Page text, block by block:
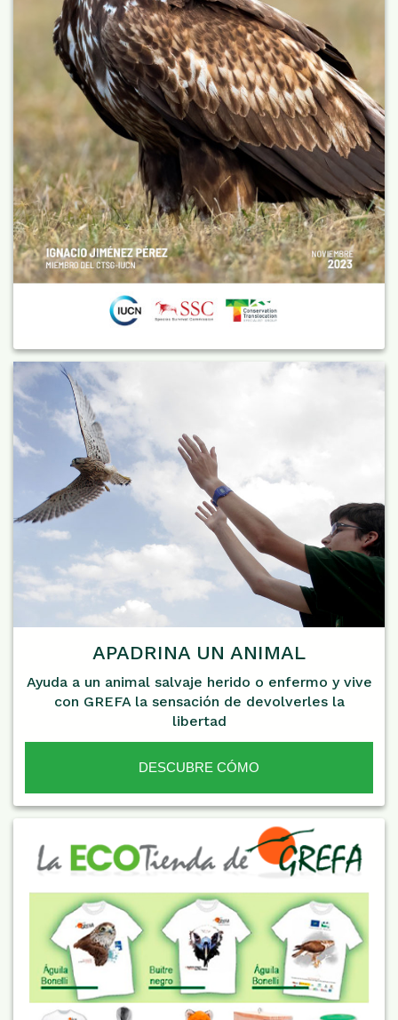
APADRINA UN ANIMAL
Ayuda a un animal salvaje herido o enfermo y vive
con GREFA la sensación de devolverles la
libertad
DESCUBRE CÓMO